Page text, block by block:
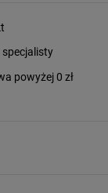
powyżej 0 zł